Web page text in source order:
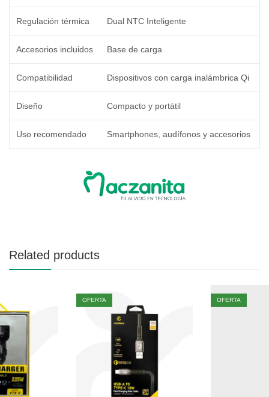
Regulación térmica Dual NTC Inteligente
Accesorios incluidos Base de carga
Compatibilidad Dispositivos con carga inalámbrica Qi
Diseño Compacto y portátil
Uso recomendado Smartphones, audífonos y accesorios
Related products
OFERTA OFERTA